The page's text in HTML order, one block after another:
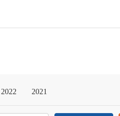
2022 2021